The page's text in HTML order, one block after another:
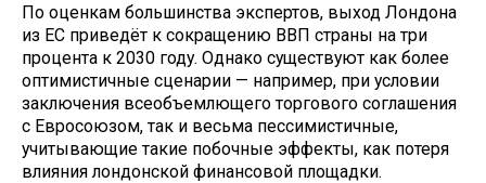
По оценкам большинства экспертов, выход Лондона
из ЕС приведёт к сокращению ВВП страны на три
процента к 2030 году. Однако существуют как более
оптимистичные сценарии — например, при условии
заключения всеобъемлющего торгового соглашения
с Евросоюзом, так и весьма пессимистичные,
учитывающие такие побочные эффекты, как потеря
влияния лондонской финансовой площадки.